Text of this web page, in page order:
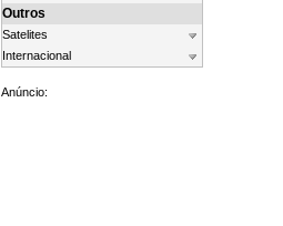
Outros
Satelites
Internacional
Anúncio: